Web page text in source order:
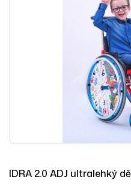
IDRA 2.0 ADJ ultralehký